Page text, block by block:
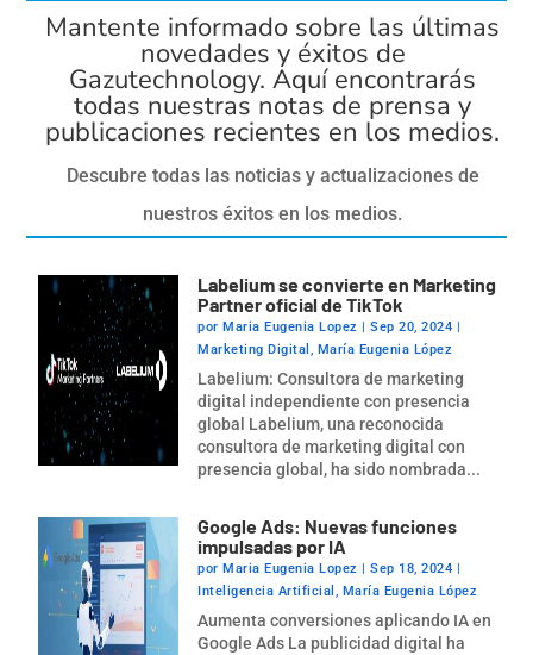
Mantente informado sobre las últimas
novedades y éxitos de
Gazutechnology. Aquí encontrarás
todas nuestras notas de prensa y
publicaciones recientes en los medios.
Descubre todas las noticias y actualizaciones de
nuestros éxitos en los medios.
Labelium se convierte en Marketing
Partner oficial de TikTok
porMaria Eugenia Lopez |Sep 20, 2024 |
Marketing Digital , María Eugenia López
Labelium: Consultora de marketing
digital independiente con presencia
global Labelium, una reconocida
consultora de marketing digital con
presencia global, ha sido nombrada...
Google Ads: Nuevas funciones
impulsadas por IA
porMaria Eugenia Lopez |Sep 18, 2024 |
Inteligencia Artificial , María Eugenia López
Aumenta conversiones aplicando IA en
Google Ads La publicidad digital ha